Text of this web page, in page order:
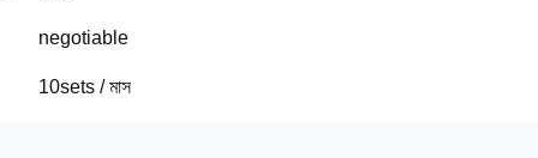
negotiable
10sets / মাস